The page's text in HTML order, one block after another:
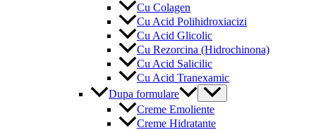
Cu Colagen
Cu Acid Polihidroxiacizi
Cu Acid Glicolic
Cu Rezorcina (Hidrochinona)
Cu Acid Salicilic
Cu Acid Tranexamic
Dupa formulare
Menu
Toggle
Creme Emoliente
Creme Hidratante